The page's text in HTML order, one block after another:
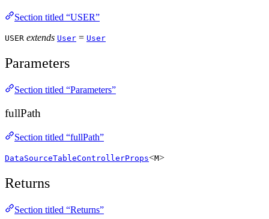
Section titled “USER”
USER extends User = User
Parameters
Section titled “Parameters”
fullPath
Section titled “fullPath”
DataSourceTableControllerProps<M>
Returns
Section titled “Returns”